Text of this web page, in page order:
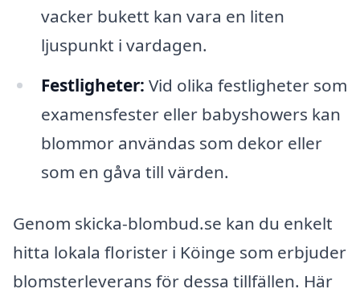
vacker bukett kan vara en liten
ljuspunkt i vardagen.
Festligheter: Vid olika festligheter som
examensfester eller babyshowers kan
blommor användas som dekor eller
som en gåva till värden.
Genom skicka-blombud.se kan du enkelt
hitta lokala florister i Köinge som erbjuder
blomsterleverans för dessa tillfällen. Här